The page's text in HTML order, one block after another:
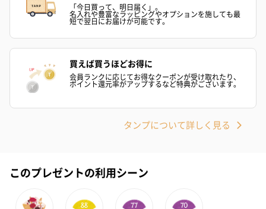
紅茶・コーヒー・スイーツ
への＋αにおすすめです。
「今日買って、明日届く」。
名入れや豊富なラッピングやオプションを施しても最
短で翌日にお届けが可能です。
買えば買うほどお得に
会員ランクに応じてお得なクーポンが受け取れたり、
ポイント還元率がアップするなど特典がございます。
タンプについて詳しく見る
このプレゼントの利用シーン